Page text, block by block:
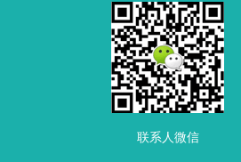
联系人微信